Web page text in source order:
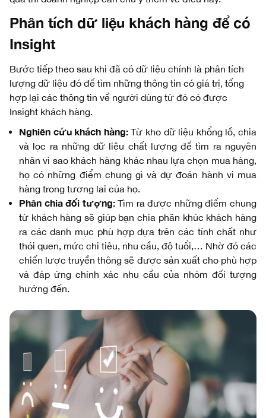
Phân tích dữ liệu khách hàng để có
Insight
Bước tiếp theo sau khi đã có dữ liệu chính là phân tích
lượng dữ liệu đó để tìm những thông tin có giá trị, tổng
hợp lại các thông tin về người dùng từ đó có được
Insight khách hàng.
Nghiên cứu khách hàng:Từ kho dữ liệu khổng lồ, chia
và lọc ra những dữ liệu chất lượng để tìm ra nguyên
nhân vì sao khách hàng khác nhau lựa chọn mua hàng,
họ có những điểm chung gì và dự đoán hành vi mua
hàng trong tương lai của họ.
Phân chia đối tượng:Tìm ra được những điểm chung
từ khách hàng sẽ giúp bạn chia phân khúc khách hàng
ra các danh mục phù hợp dựa trên các tính chất như
thói quen, mức chi tiêu, nhu cầu, độ tuổi,… Nhờ đó các
chiến lược truyền thông sẽ được sản xuất cho phù hợp
và đáp ứng chính xác nhu cầu của nhóm đối tượng
hướng đến.